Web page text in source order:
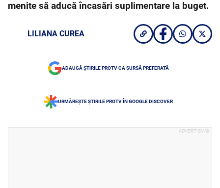
menite să aducă încasări suplimentare la buget.
LILIANA CUREA
ADAUGĂ ȘTIRILE PROTV CA SURSĂ PREFERATĂ
URMĂREȘTE ȘTIRILE PROTV ÎN GOOGLE DISCOVER